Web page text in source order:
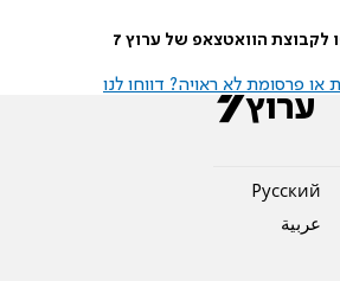
לקבוצת הוואטצאפ של ערוץ 7
פרסומת לא ראויה? דווחו לנו
Pусский
عربية